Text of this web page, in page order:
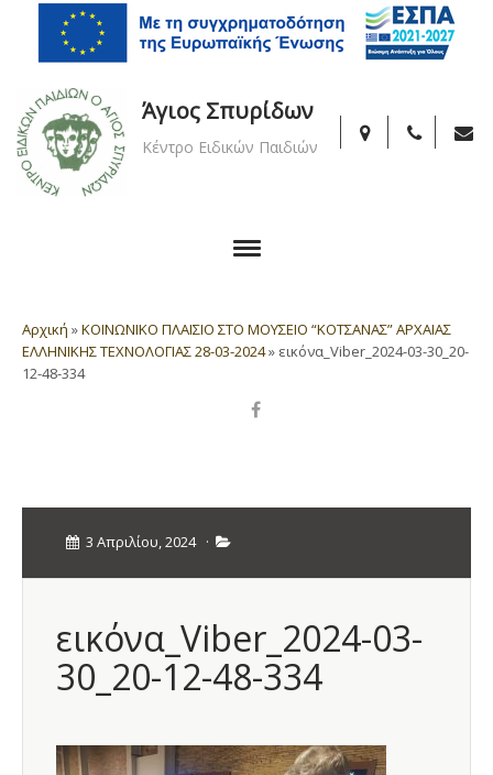
Άγιος Σπυρίδων
Κέντρο Ειδικών Παιδιών
Αρχική »ΚΟΙΝΩΝΙΚΟ ΠΛΑΙΣΙΟ ΣΤΟ ΜΟΥΣΕΙΟ “ΚΟΤΣΑΝΑΣ” ΑΡΧΑΙΑΣ
ΕΛΛΗΝΙΚΗΣ ΤΕΧΝΟΛΟΓΙΑΣ 28-03-2024» εικόνα_Viber_2024-03-30_20-
12-48-334
3 Απριλίου, 2024 ·
εικόνα_Viber_2024-03-
30_20-12-48-334